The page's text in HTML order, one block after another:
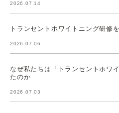
2026.07.14
トランセントホワイトニング研修
2026.07.06
なぜ私たちは「トランセントホワ
たのか
2026.07.03